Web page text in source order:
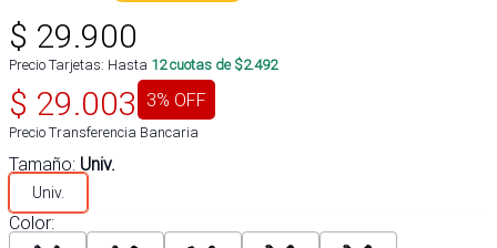
$ 29.900
Precio Tarjetas: Hasta 12cuotas de $2.492
$ 29.003 3% OFF
Precio Transferencia Bancaria
Tamaño: Univ.
Univ.
Color: